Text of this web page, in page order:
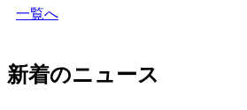
一覧へ
新着のニュース